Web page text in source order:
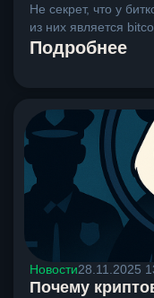
Не секрет, что у
из них является
Подробнее
Новости28.11.2025
Почему